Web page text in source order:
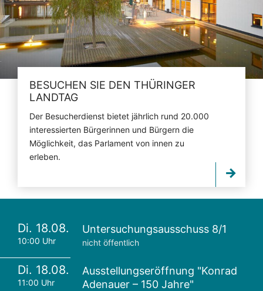
BESUCHEN SIE DEN THÜRINGER
LANDTAG
Der Besucherdienst bietet jährlich rund 20.000
interessierten Bürgerinnen und Bürgern die
Möglichkeit, das Parlament von innen zu
erleben.
Di. 18.08.
10:00 Uhr
Untersuchungsausschuss 8/1
nicht öffentlich
Di. 18.08.
11:00 Uhr
Ausstellungseröffnung "Konrad
Adenauer – 150 Jahre"